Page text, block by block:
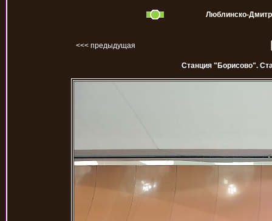
Люблинско-
<<< предыдущая
Станция "Борисово".